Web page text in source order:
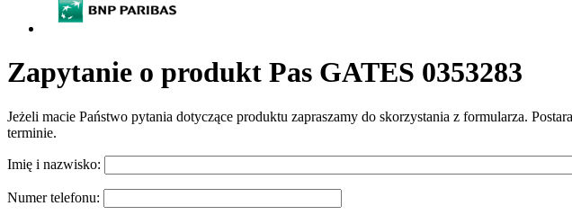
Zapytanie o produkt Pas GATES 0353283
Jeżeli macie Państwo pytania dotyczące produktu zapraszamy do skorzystania z formularza.
terminie.
Imię i nazwisko:
Numer telefonu: